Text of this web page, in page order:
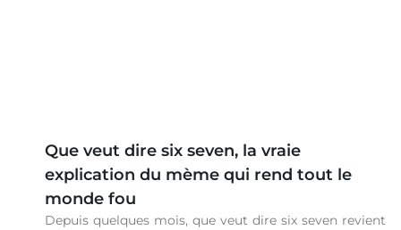
Que veut dire six seven, la vraie
explication du mème qui rend tout le
monde fou
Depuis quelques mois, que veut dire six seven revient